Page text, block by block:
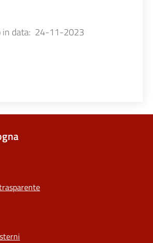
in data: 24-11-2023